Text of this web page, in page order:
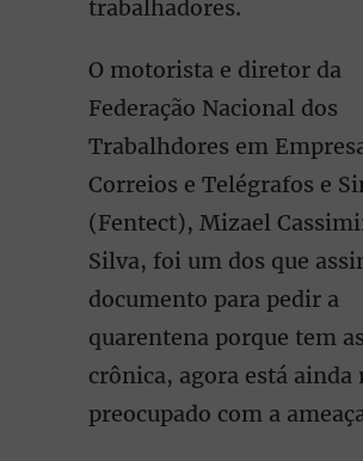
trabalhadores.
O motorista e diretor da
Federação Nacional dos
Trabalhdores em
Correios e Telégrafos e
(Fentect), Mizael
Silva, foi um dos que
documento para pedir a
quarentena porque tem
crônica, agora está ainda
preocupado com a